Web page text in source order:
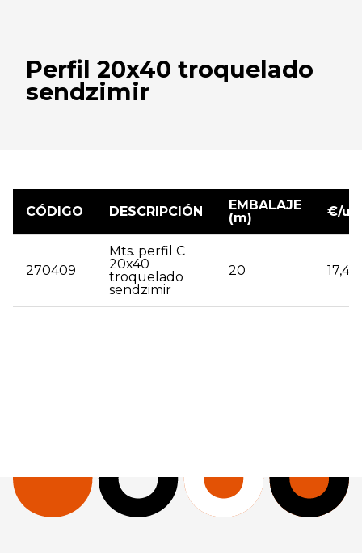
Perfil 20x40 troquelado
sendzimir
CÓDIGO DESCRIPCIÓN
EMBALAJE
(m)
€/ud
270409
Mts. perfil C
20x40
troquelado
sendzimir
20 17,42